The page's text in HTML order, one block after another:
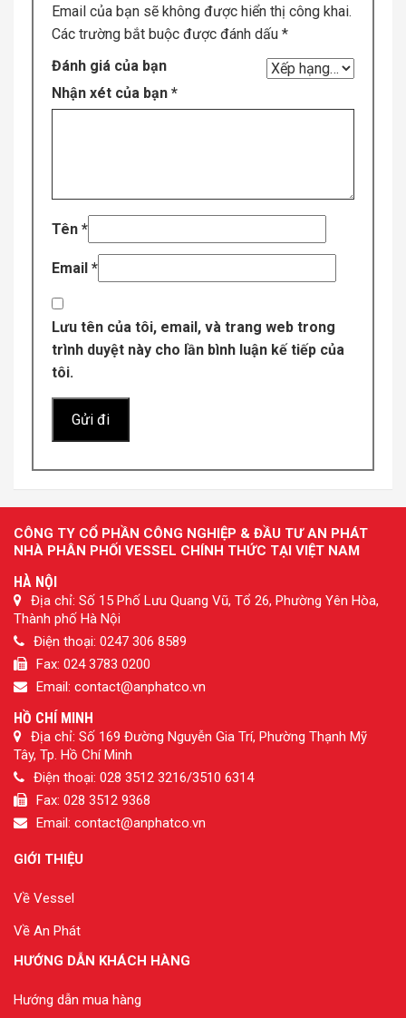
Email của bạn sẽ không được hiển thị công khai.
Các trường bắt buộc được đánh dấu *
Đánh giá của bạn
Nhận xét của bạn *
Tên *
Email *
Lưu tên của tôi, email, và trang web trong
trình duyệt này cho lần bình luận kế tiếp của
tôi.
CÔNG TY CỔ PHẦN CÔNG NGHIỆP & ĐẦU TƯ AN PHÁT
NHÀ PHÂN PHỐI VESSEL CHÍNH THỨC TẠI VIỆT NAM
HÀ NỘI
Địa chỉ: Số 15 Phố Lưu Quang Vũ, Tổ 26, Phường Yên Hòa,
Thành phố Hà Nội
Điện thoại: 0247 306 8589
Fax: 024 3783 0200
Email: contact@anphatco.vn
HỒ CHÍ MINH
Địa chỉ: Số 169 Đường Nguyễn Gia Trí, Phường Thạnh Mỹ
Tây, Tp. Hồ Chí Minh
Điện thoại: 028 3512 3216/3510 6314
Fax: 028 3512 9368
Email: contact@anphatco.vn
GIỚI THIỆU
Về Vessel
Về An Phát
HƯỚNG DẪN KHÁCH HÀNG
Hướng dẫn mua hàng